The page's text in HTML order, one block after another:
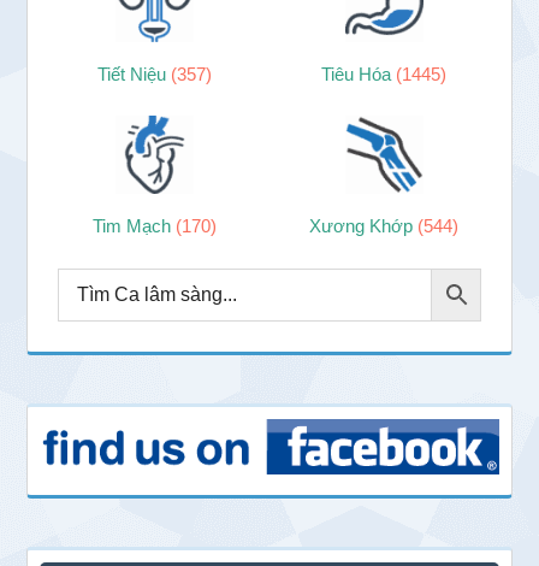
Tiết Niệu (357) Tiêu Hóa (1445)
Tim Mạch (170) Xương Khớp (544)